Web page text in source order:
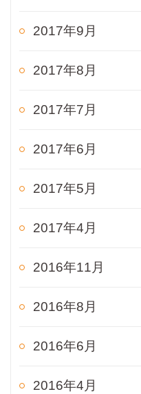
2017年9月
2017年8月
2017年7月
2017年6月
2017年5月
2017年4月
2016年11月
2016年8月
2016年6月
2016年4月